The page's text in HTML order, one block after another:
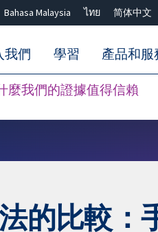
Bahasa Malaysia ไทย 简体中文
麼我們的證據值得信賴
我們 學習 產品和服
的比較：